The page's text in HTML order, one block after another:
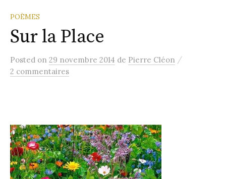
POÈMES
Sur la Place
Posted on 29 novembre 2014 de Pierre Cléon /
2 commentaires